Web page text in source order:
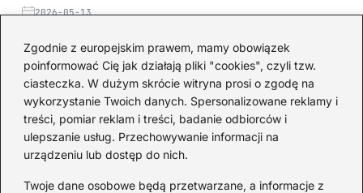
Zgodnie z europejskim prawem, mamy obowiązek
poinformować Cię jak działają pliki "cookies", czyli tzw.
ciasteczka. W dużym skrócie witryna prosi o zgodę na
wykorzystanie Twoich danych. Spersonalizowane reklamy i
treści, pomiar reklam i treści, badanie odbiorców i
ulepszanie usług. Przechowywanie informacji na
urządzeniu lub dostęp do nich.
Twoje dane osobowe będą przetwarzane, a informacje z
2026-05-13
muzyka towarzyszy mi w wielu ważnych chwilach. Dlatego
z wielką…
Gdzie Tak Naprawdę Mieszka
Ed Sheeran? Odkryj
Tajemnice Jego Domu w
Suffolk